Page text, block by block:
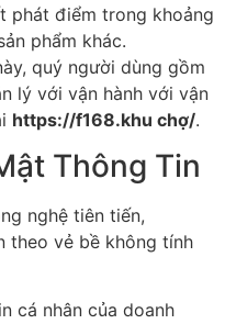
phát điểm trong khoảng
phẩm khác.
quý người dùng gồm
lý với vận hành với vận
https://f168.khu chợ/.
Thông Tin
nghệ tiên tiến,
theo vẻ bề không tính
cá nhân của doanh